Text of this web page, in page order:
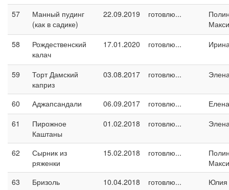
57
Манный пудинг
(как в садике)
22.09.2019 готовлю...
58
Рождественский
калач
17.01.2020 готовлю...
59
Торт Дамский
каприз
03.08.2017 готовлю...
60 Аджапсандали 06.09.2017 готовлю...
Елена
61
Пирожное
Каштаны
01.02.2018 готовлю...
62
Сырник из
ряженки
15.02.2018 готовлю...
63
Бризоль 10.04.2018 готовлю...
Юлия